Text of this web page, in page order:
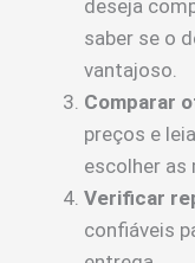
deseja
saber se o
vantajoso.
Comparar
preços e
escolher as
Verificar
confiáveis